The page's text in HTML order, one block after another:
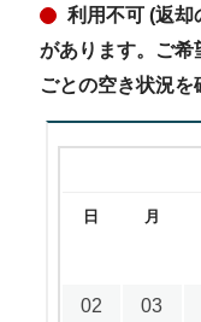
利用不可 (返却
があります。ご希
ごとの空き状況を
日 月
02 03